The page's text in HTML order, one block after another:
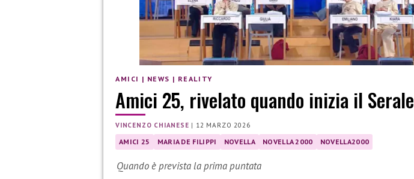
AMICI | NEWS | REALITY
Amici 25, rivelato quando inizia il Serale
VINCENZO CHIANESE | 12 MARZO 2026
AMICI 25 MARIA DE FILIPPI NOVELLA NOVELLA 2000 NOVELLA2000
Quando è prevista la prima puntata